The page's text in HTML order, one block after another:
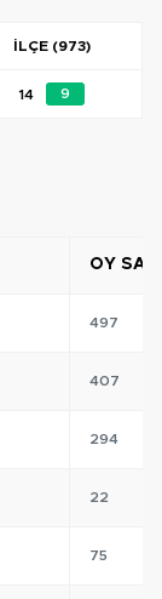
İLÇE (973)
14 9
OY
497
407
294
22
75